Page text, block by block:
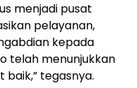
menjadi pusat
pelayanan,
kepada
telah menunjukkan
tegasnya.